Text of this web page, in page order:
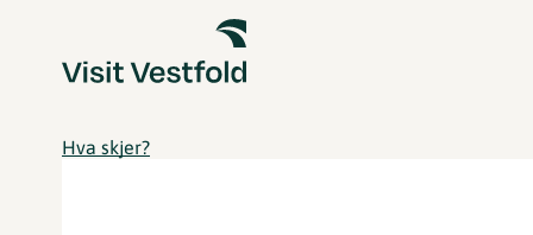
Hva skjer?